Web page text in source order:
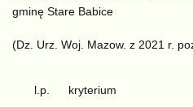
gminę Stare Babice
(Dz. Urz. Woj. Mazow. z 2021 r.
l.p. kryterium